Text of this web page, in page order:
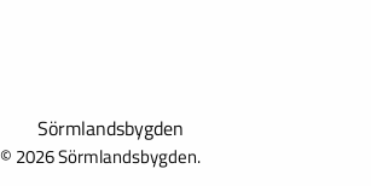
© 2026 Sörmlandsbygden.